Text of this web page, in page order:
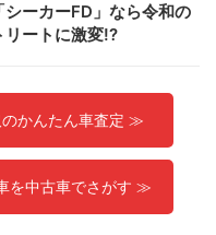
ーカーFD」なら令和の
リートに激変!?
かんたん車査定 ≫
を中古車でさがす ≫